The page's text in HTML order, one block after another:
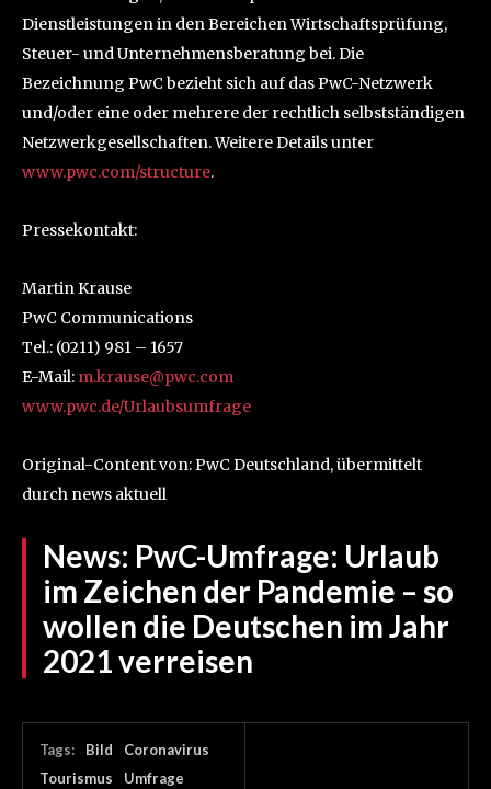
Dienstleistungen in den Bereichen Wirtschaftsprüfung,
Steuer- und Unternehmensberatung bei. Die
Bezeichnung PwC bezieht sich auf das PwC-Netzwerk
und/oder eine oder mehrere der rechtlich selbstständigen
Netzwerkgesellschaften. Weitere Details unter
www.pwc.com/structure.
Pressekontakt:
Martin Krause
PwC Communications
Tel.: (0211) 981 – 1657
E-Mail: m.krause@pwc.com
www.pwc.de/Urlaubsumfrage
Original-Content von: PwC Deutschland, übermittelt
durch news aktuell
News: PwC-Umfrage: Urlaub
im Zeichen der Pandemie – so
wollen die Deutschen im Jahr
2021 verreisen
Tags: Bild
Coronavirus
Tourismus
Umfrage